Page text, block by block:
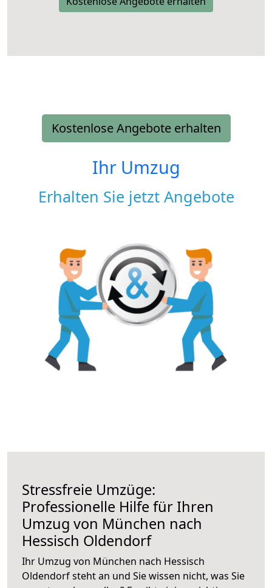
Kostenlose Angebote erhalten
Ihr Umzug
Erhalten Sie jetzt Angebote
Stressfreie Umzüge:
Professionelle Hilfe für Ihren
Umzug von München nach
Hessisch Oldendorf
Ihr Umzug von München nach Hessisch
Oldendorf steht an und Sie wissen nicht, was Sie